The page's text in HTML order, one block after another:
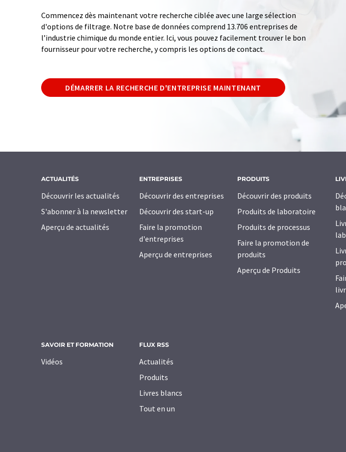
Commencez dès maintenant votre recherche ciblée avec une large sélection
d'options de filtrage. Notre base de données comprend 13.706 entreprises de
l’industrie chimique du monde entier. Ici, vous pouvez facilement trouver le bon
fournisseur pour votre recherche, y compris les options de contact.
DÉMARRER LA RECHERCHE D'ENTREPRISE MAINTENANT
ACTUALITÉS
Découvrir les actualités
S'abonner à la newsletter
Aperçu de actualités
ENTREPRISES
Découvrir des entreprises
Découvrir des start-up
Faire la promotion
d'entreprises
Aperçu de entreprises
PRODUITS
Découvrir des produits
Produits de laboratoire
Produits de processus
Faire la promotion de
produits
Aperçu de Produits
SAVOIR ET FORMATION
Vidéos
FLUX RSS
Actualités
Produits
Livres blancs
Tout en un